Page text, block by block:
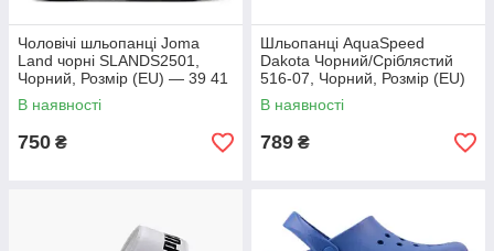
Чоловічі шльопанці Joma
Land чорні SLANDS2501,
Чорний, Розмір (EU) — 39 41
В наявності
750 ₴
Шльопанці AquaSpeed
Dakota Чорний/Сріблястий
516-07, Чорний, Розмір (EU)
— 41 46
В наявності
789 ₴